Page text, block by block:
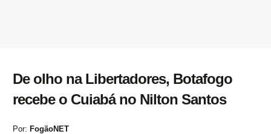
De olho na Libertadores, Botafogo
recebe o Cuiabá no Nilton Santos
Por: FogãoNET